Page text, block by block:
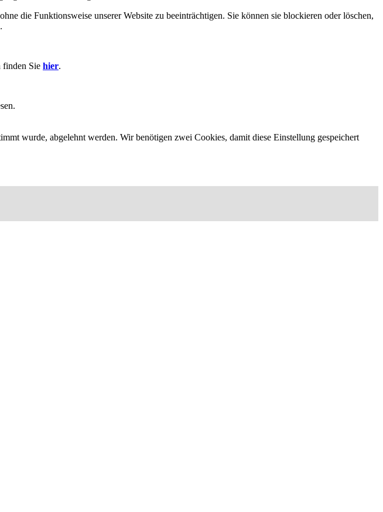
die Funktionsweise unserer Website zu beeinträchtigen. Sie können sie blockieren oder löschen,
finden Sie hier.
wurde, abgelehnt werden. Wir benötigen zwei Cookies, damit diese Einstellung gespeichert